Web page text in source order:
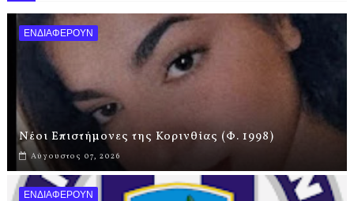
ΕΝΔΙΑΦΕΡΟΥΝ
Νέοι Επιστήμονες της Κορινθίας (Φ. 1998)
Αύγουστος 07, 2026
ΕΝΔΙΑΦΕΡΟΥΝ